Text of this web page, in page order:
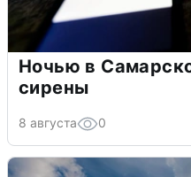
Ночью в
сирены
8 августа 0